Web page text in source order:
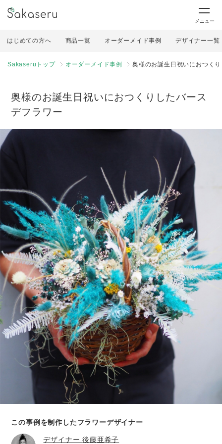
メニュー
はじめての方へ 商品一覧 オーダーメイド事例 デザイナー一覧
Sakaseruトップ オーダーメイド事例 奥様のお誕生日祝いにおつく
奥様のお誕生日祝いにおつくりしたバース
デフラワー
この事例を制作したフラワーデザイナー
デザイナー後藤亜希子